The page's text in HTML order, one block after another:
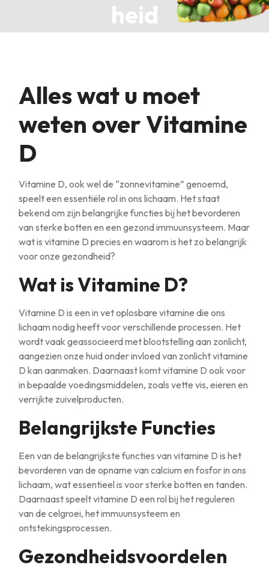
heid
Alles wat u moet
weten over Vitamine
D
Vitamine D, ook wel de “zonnevitamine” genoemd,
speelt een essentiële rol in ons lichaam. Het staat
bekend om zijn belangrijke functies bij het bevorderen
van sterke botten en een gezond immuunsysteem. Maar
wat is vitamine D precies en waarom is het zo belangrijk
voor onze gezondheid?
Wat is Vitamine D?
Vitamine D is een in vet oplosbare vitamine die ons
lichaam nodig heeft voor verschillende processen. Het
wordt vaak geassocieerd met blootstelling aan zonlicht,
aangezien onze huid onder invloed van zonlicht vitamine
D kan aanmaken. Daarnaast komt vitamine D ook voor
in bepaalde voedingsmiddelen, zoals vette vis, eieren en
verrijkte zuivelproducten.
Belangrijkste Functies
Een van de belangrijkste functies van vitamine D is het
bevorderen van de opname van calcium en fosfor in ons
lichaam, wat essentieel is voor sterke botten en tanden.
Daarnaast speelt vitamine D een rol bij het reguleren
van de celgroei, het immuunsysteem en
ontstekingsprocessen.
Gezondheidsvoordelen